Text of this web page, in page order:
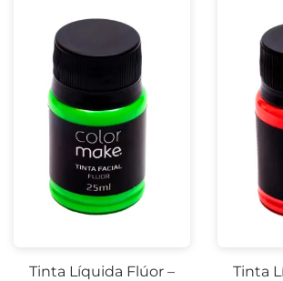
Tinta Líquida Flúor –
Tinta